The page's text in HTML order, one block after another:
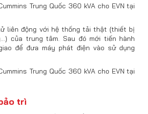
liên động với hệ thống tải thật (thiết bị
của trung tâm. Sau đó mới tiến hành
để đưa máy phát điện vào sử dụng
trì